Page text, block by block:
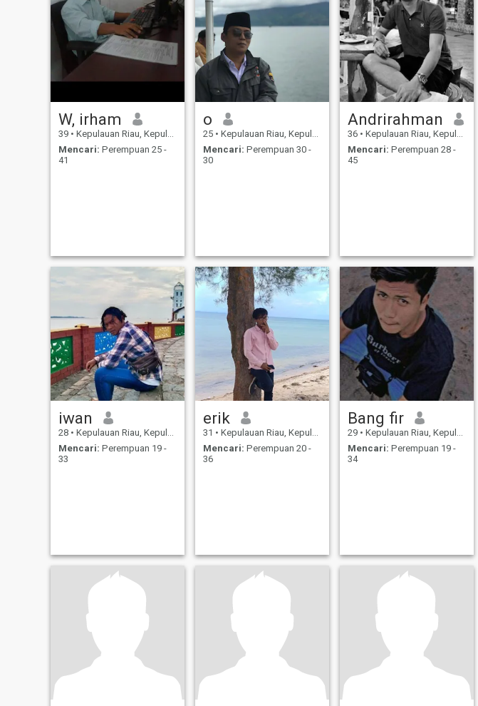
W, irham
39 • Kepulauan Riau, Kepulauan Riau, Indonesia
Mencari: Perempuan 25 -
41
o
25 • Kepulauan Riau, Kepulauan Riau, Indonesia
Mencari: Perempuan 30 -
30
Andrirahman
36 • Kepulauan Riau, Kepulauan Riau, Indonesia
Mencari: Perempuan 28 -
45
iwan
28 • Kepulauan Riau, Kepulauan Riau, Indonesia
Mencari: Perempuan 19 -
33
erik
31 • Kepulauan Riau, Kepulauan Riau, Indonesia
Mencari: Perempuan 20 -
36
Bang fir
29 • Kepulauan Riau, Kepulauan Riau, Indonesia
Mencari: Perempuan 19 -
34